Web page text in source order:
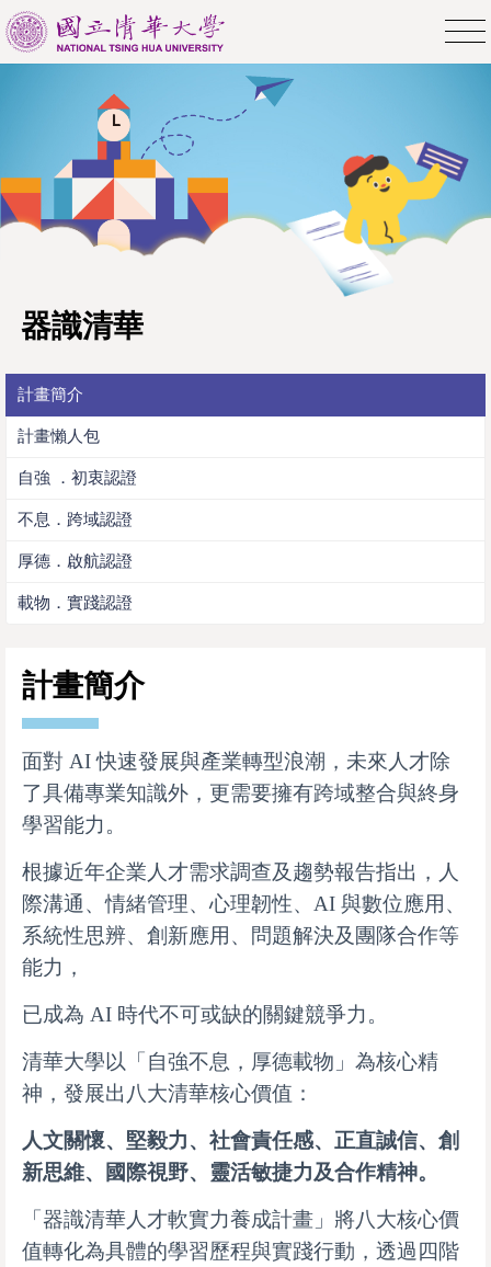
器識清華
計畫簡介
計畫懶人包
自強 ．初衷認證
不息．跨域認證
厚德．啟航認證
載物．實踐認證
計畫簡介
面對 AI 快速發展與產業轉型浪潮，未來人才除
了具備專業知識外，更需要擁有跨域整合與終身
學習能力。
根據近年企業人才需求調查及趨勢報告指出，人
際溝通、情緒管理、心理韌性、AI 與數位應用、
系統性思辨、創新應用、問題解決及團隊合作等
能力，
已成為 AI 時代不可或缺的關鍵競爭力。
清華大學以「自強不息，厚德載物」為核心精
神，發展出八大清華核心價值：
人文關懷、堅毅力、社會責任感、正直誠信、創
新思維、國際視野、靈活敏捷力及合作精神。
「器識清華人才軟實力養成計畫」將八大核心價
值轉化為具體的學習歷程與實踐行動，透過四階